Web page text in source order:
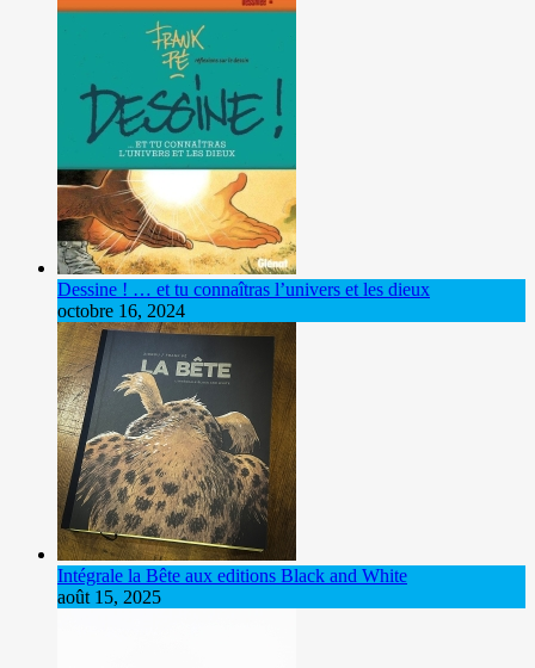
Dessine ! … et tu connaîtras l’univers et les dieux
octobre 16, 2024
Intégrale la Bête aux editions Black and White
août 15, 2025